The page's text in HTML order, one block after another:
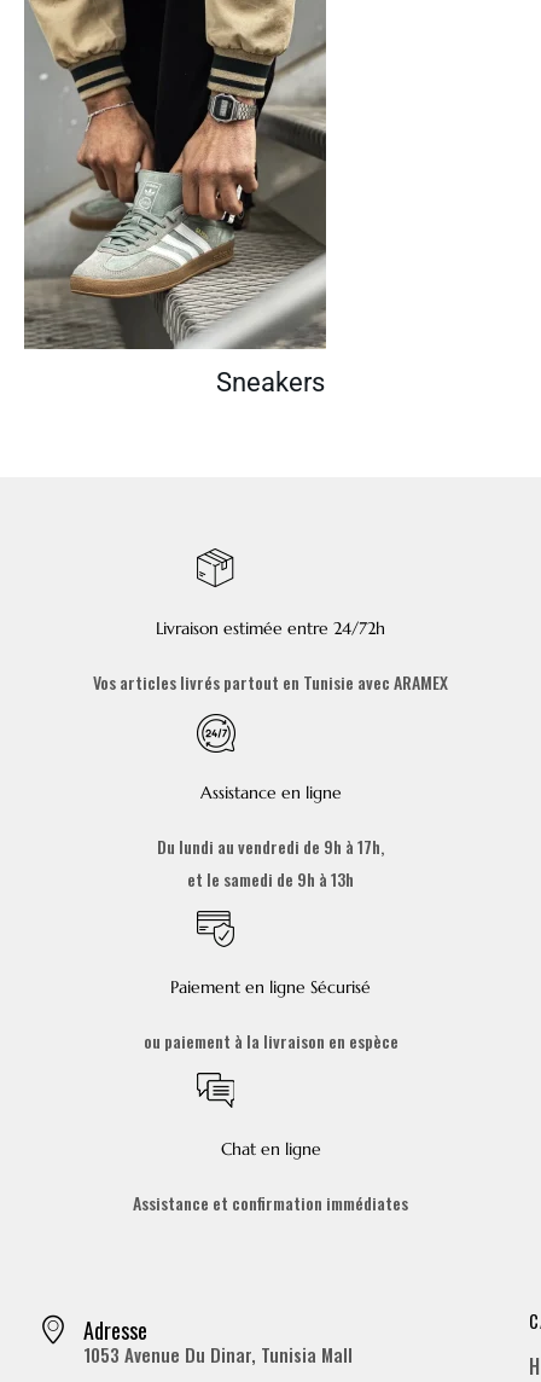
Sneakers
Livraison estimée entre 24/72h
Vos articles livrés partout en Tunisie avec ARAMEX
Assistance en ligne
Du lundi au vendredi de 9h à 17h,
et le samedi de 9h à 13h
Paiement en ligne Sécurisé
ou paiement à la livraison en espèce
Chat en ligne
Assistance et confirmation immédiates
Adresse
1053 Avenue Du Dinar, Tunisia Mall